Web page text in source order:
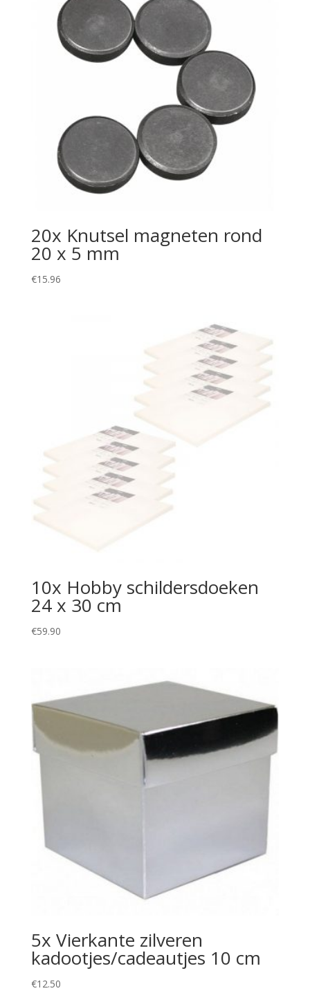
20x Knutsel magneten rond
20 x 5 mm
€15.96
10x Hobby schildersdoeken
24 x 30 cm
€59.90
5x Vierkante zilveren
kadootjes/cadeautjes 10 cm
€12.50